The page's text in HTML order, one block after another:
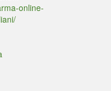
online-